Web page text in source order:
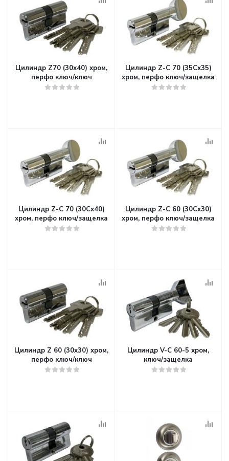
Цилиндр Z70 (30х40) хром,
перфо ключ/ключ
Цилиндр Z-С 70 (35Сх35)
хром, перфо ключ/защелка
Цилиндр Z-С 70 (30Сх40)
хром, перфо ключ/защелка
Цилиндр Z-С 60 (30Cx30)
хром, перфо ключ/защелка
Цилиндр Z 60 (30x30) хром,
перфо ключ/ключ
Цилиндр V-С 60-5 хром,
ключ/защелка